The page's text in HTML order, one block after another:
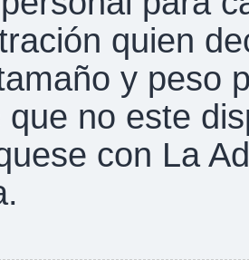
quien
y peso
que no este
con La